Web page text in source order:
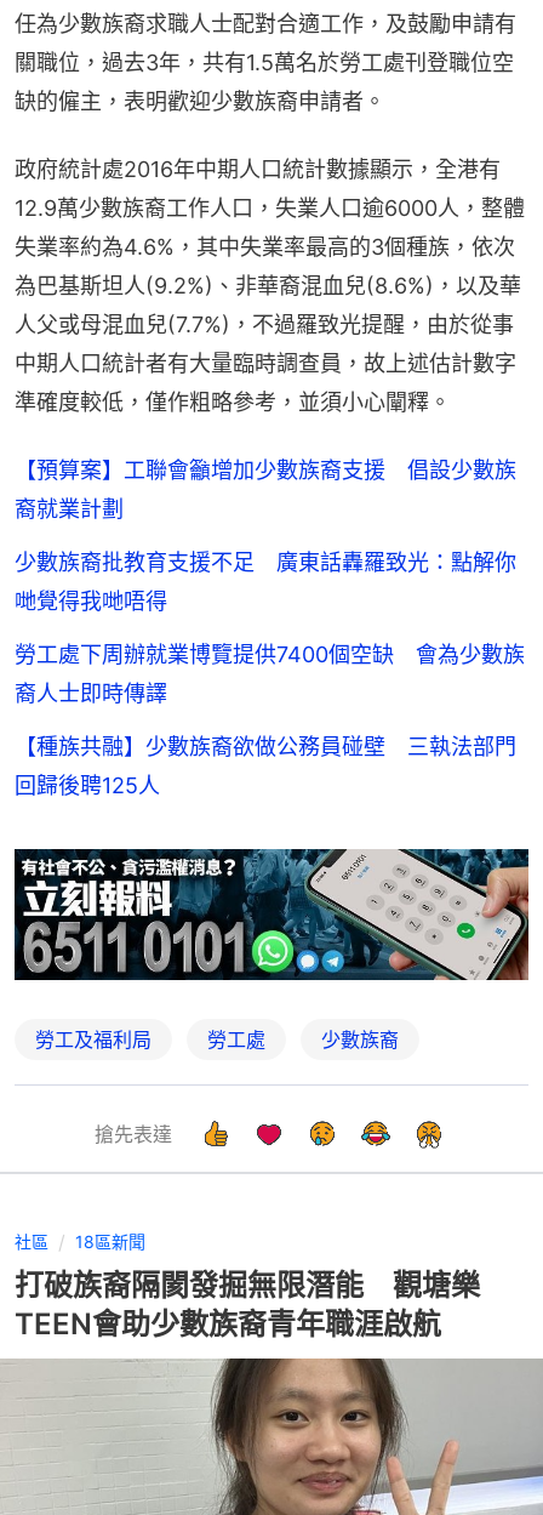
任為少數族裔求職人士配對合適工作，及鼓勵申請有
關職位，過去3年，共有1.5萬名於勞工處刊登職位空
缺的僱主，表明歡迎少數族裔申請者。
政府統計處2016年中期人口統計數據顯示，全港有
12.9萬少數族裔工作人口，失業人口逾6000人，整體
失業率約為4.6%，其中失業率最高的3個種族，依次
為巴基斯坦人(9.2%)、非華裔混血兒(8.6%)，以及華
人父或母混血兒(7.7%)，不過羅致光提醒，由於從事
中期人口統計者有大量臨時調查員，故上述估計數字
準確度較低，僅作粗略參考，並須小心闡釋。
【預算案】工聯會籲增加少數族裔支援 倡設少數族
裔就業計劃
少數族裔批教育支援不足 廣東話轟羅致光：點解你
哋覺得我哋唔得
勞工處下周辦就業博覽提供7400個空缺 會為少數族
裔人士即時傳譯
【種族共融】少數族裔欲做公務員碰壁 三執法部門
回歸後聘125人
勞工及福利局 勞工處 少數族裔
搶先表達
社區 18區新聞
打破族裔隔閡發掘無限潛能 觀塘樂
TEEN會助少數族裔青年職涯啟航